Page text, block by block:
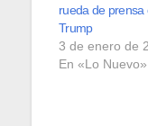
rueda de prensa
Trump
3 de enero de
En «Lo Nuevo»